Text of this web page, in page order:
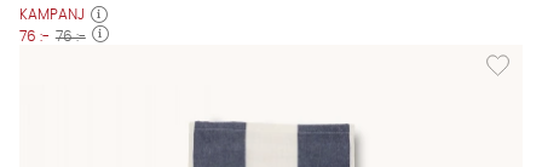
KAMPANJ
76 :- 76 :-
Lägg